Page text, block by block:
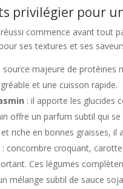
privilégier pour
commence avant tout
ses textures et ses
: source majeure de protéines
et une cuisson rapide.
: il apporte les glucides
offre un parfum subtil qui
riche en bonnes graisses,
: concombre croquant,
Ces légumes
mélange subtil de sauce